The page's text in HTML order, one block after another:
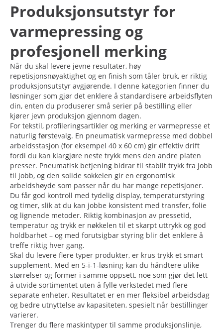
Produksjonsutstyr for
varmepressing og
profesjonell merking
Når du skal levere jevne resultater, høy
repetisjonsnøyaktighet og en finish som tåler bruk, er riktig
produksjonsutstyr avgjørende. I denne kategorien finner du
løsninger som gjør det enklere å standardisere arbeidsflyten
din, enten du produserer små serier på bestilling eller
kjører jevn produksjon gjennom dagen.
For tekstil, profileringsartikler og merking er varmepresse et
naturlig førstevalg. En pneumatisk varmepresse med dobbel
arbeidsstasjon (for eksempel 40 x 60 cm) gir effektiv drift
fordi du kan klargjøre neste trykk mens den andre platen
presser. Pneumatisk betjening bidrar til stabilt trykk fra jobb
til jobb, og den solide sokkelen gir en ergonomisk
arbeidshøyde som passer når du har mange repetisjoner.
Du får god kontroll med tydelig display, temperaturstyring
og timer, slik at du kan jobbe konsistent med transfer, folie
og lignende metoder. Riktig kombinasjon av pressetid,
temperatur og trykk er nøkkelen til et skarpt uttrykk og god
holdbarhet – og med forutsigbar styring blir det enklere å
treffe riktig hver gang.
Skal du levere flere typer produkter, er krus trykk et smart
supplement. Med en 5-i-1-løsning kan du håndtere ulike
størrelser og former i samme oppsett, noe som gjør det lett
å utvide sortimentet uten å fylle verkstedet med flere
separate enheter. Resultatet er en mer fleksibel arbeidsdag
og bedre utnyttelse av kapasiteten, spesielt når bestillinger
varierer.
Trenger du flere maskintyper til samme produksjonslinje,